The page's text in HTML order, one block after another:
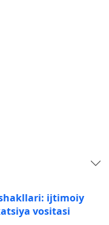
ijtimoiy
vositasi